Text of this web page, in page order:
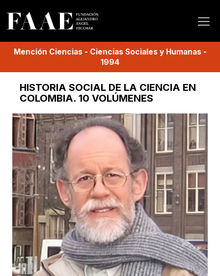
Mención Ciencias- Ciencias Sociales y Humanas-
1994
HISTORIA SOCIAL DE LA CIENCIA EN
COLOMBIA. 10 VOLÚMENES